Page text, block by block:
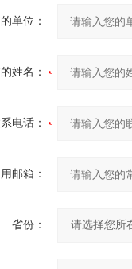
单位：
姓名：
电话：
邮箱：
省份：